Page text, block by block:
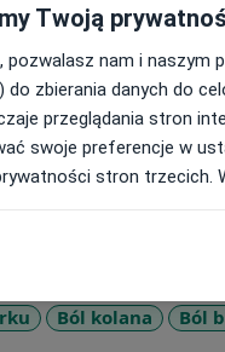
szeroko rozumianej
(FDM)
się w
Ból kolana Ból
Twoją
pozwalasz nam i naszym
do zbierania danych do
przeglądania stron
swoje preferencje w
stron trzecich.